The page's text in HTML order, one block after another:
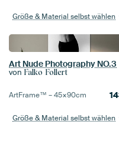
Größe & Material selbst wählen
Art Nude Photography NO.3
von Falko Follert
ArtFrame™ –45×90cm
Größe & Material selbst wählen